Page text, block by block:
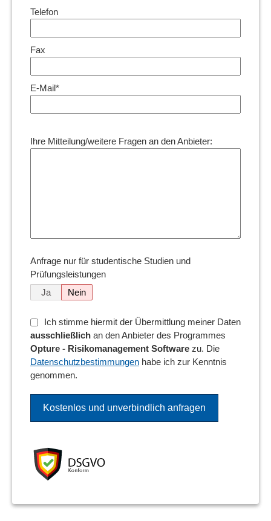
Telefon
Fax
E-Mail*
Ihre Mitteilung/weitere Fragen an den Anbieter:
Anfrage nur für studentische Studien und
Prüfungsleistungen
Ja
Nein
Ich stimme hiermit der Übermittlung meiner Daten
ausschließlich an den Anbieter des Programmes
Opture - Risikomanagement Software zu. Die
Datenschutzbestimmungen habe ich zur Kenntnis
genommen.